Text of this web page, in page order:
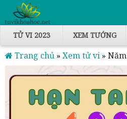
TỬ VI 2023 XEM TƯỚNG
Trang chủ » Xem tử vi »